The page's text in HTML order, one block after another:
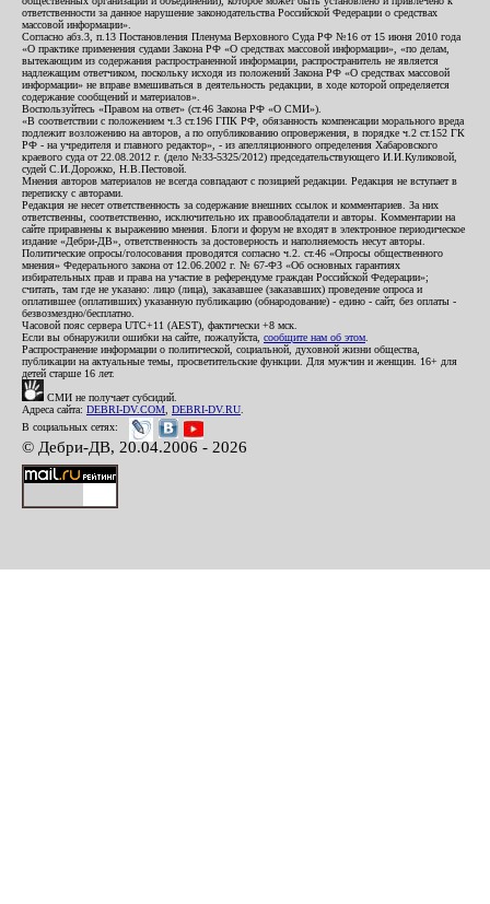
ответственности за данное нарушение законодательства Российской Федерации о средствах
массовой информации».
Согласно абз.3, п.13 Постановления Пленума Верховного Суда РФ №16 от 15 июня 2010 года
«О практике применения судами Закона РФ «О средствах массовой информации», «по делам,
вытекающим из содержания распространенной информации, распространитель не является
надлежащим ответчиком, поскольку исходя из положений Закона РФ «О средствах массовой
информации» не вправе вмешиваться в деятельность редакции, в ходе которой определяется
содержание сообщений и материалов».
Воспользуйтесь «Правом на ответ» (ст.46 Закона РФ «О СМИ»).
«В соответствии с положением ч.3 ст.196 ГПК РФ, обязанность компенсации морального вреда
подлежит возложению на авторов, а по опубликованию опровержения, в порядке ч.2 ст.152 ГК
РФ - на учредителя и главного редактор», - из апелляционного определения Хабаровского
краевого суда от 22.08.2012 г. (дело №33-5325/2012) председательствующего И.И.Куликовой,
судей С.И.Дорожко, Н.В.Пестовой.
Мнения авторов материалов не всегда совпадают с позицией редакции. Редакция не вступает в
переписку с авторами.
Редакция не несет ответственность за содержание внешних ссылок и комментариев. За них
ответственны, соответственно, исключительно их правообладатели и авторы. Комментарии на
сайте приравнены к выражению мнения. Блоги и форум не входят в электронное периодическое
издание «Дебри-ДВ», ответственность за достоверность и наполняемость несут авторы.
Политические опросы/голосования проводятся согласно ч.2. ст.46 «Опросы общественного
мнения» Федерального закона от 12.06.2002 г. № 67-ФЗ «Об основных гарантиях
избирательных прав и права на участие в референдуме граждан Российской Федерации»;
считать, там где не указано: лицо (лица), заказавшее (заказавших) проведение опроса и
оплатившее (оплативших) указанную публикацию (обнародование) - едино - сайт, без оплаты -
безвозмездно/бесплатно.
Часовой пояс сервера UTC+11 (AEST), фактически +8 мск.
Если вы обнаружили ошибки на сайте, пожалуйста, сообщите нам об этом
Распространение информации о политической, социальной, духовной жизни общества,
публикации на актуальные темы, просветительские функции. Для мужчин и женщин. 16+ для
детей старше 16 лет.
СМИ не получает субсидий.
Адреса сайта: DEBRI-DV.COM DEBRI-DV.RU
В социальных сетях:
© Дебри-ДВ, 20.04.2006 - 2026